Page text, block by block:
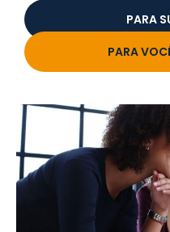
PARA
PARA